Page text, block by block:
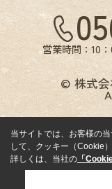
営業時間：10
© 株式会
当サイトでは、お客様の
して、クッキー（Cookie
詳しくは、当社の 「